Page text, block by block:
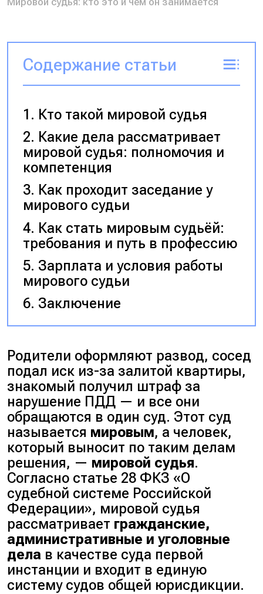
Содержание статьи
Кто такой мировой судья
Какие дела рассматривает
мировой судья: полномочия и
компетенция
Как проходит заседание у
мирового судьи
Как стать мировым судьёй:
требования и путь в профессию
Зарплата и условия работы
мирового судьи
Заключение
Родители оформляют развод, сосед
подал иск из-за залитой квартиры,
знакомый получил штраф за
нарушение ПДД — и все они
обращаются в один суд. Этот суд
называется мировым, а человек,
который выносит по таким делам
решения, — мировой судья.
Согласно статье 28 ФКЗ «О
судебной системе Российской
Федерации», мировой судья
рассматривает гражданские,
административные и уголовные
дела в качестве суда первой
инстанции и входит в единую
систему судов общей юрисдикции.